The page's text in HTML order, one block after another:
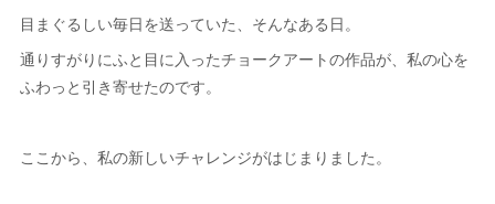
目まぐるしい毎日を送っていた、そんなある日。
通りすがりにふと目に入ったチョークアートの作品が、私の心を
ふわっと引き寄せたのです。
ここから、私の新しいチャレンジがはじまりました。